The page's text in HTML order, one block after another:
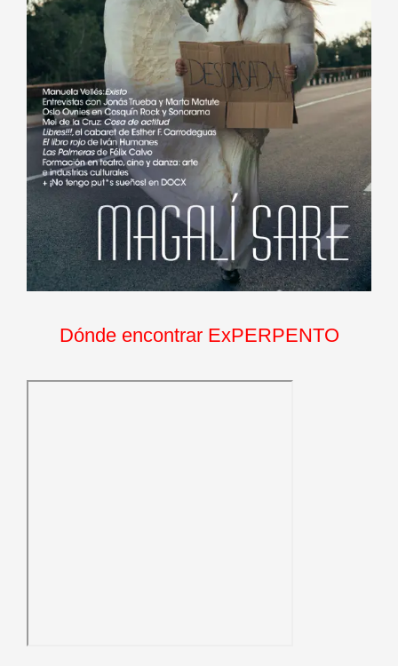
Dónde encontrar ExPERPENTO